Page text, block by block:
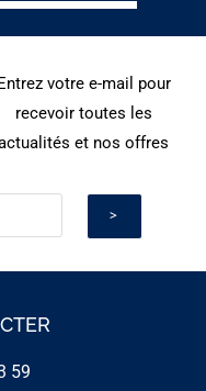
Entrez votre e-mail pour
recevoir toutes les
et nos offres
59